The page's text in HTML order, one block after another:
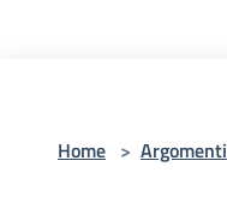
Home > Argomenti